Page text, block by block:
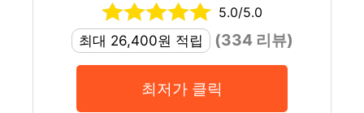
5.0/5.0
최대 26,400원 적립
(334 리뷰)
최저가 클릭